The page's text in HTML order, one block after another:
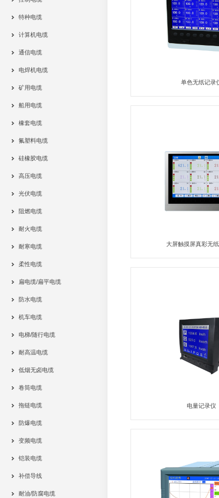
特种电缆
计算机电缆
通信电缆
电焊机电缆
矿用电缆
船用电缆
橡套电缆
氟塑料电缆
硅橡胶电缆
高压电缆
光伏电缆
阻燃电缆
耐火电缆
耐寒电缆
柔性电缆
扁电缆/扁平电缆
防水电缆
机车电缆
电梯/随行电缆
耐高温电缆
低烟无卤电缆
卷筒电缆
拖链电缆
防爆电缆
变频电缆
铠装电缆
补偿导线
耐油/防腐电缆
单色无纸记录
MORE
大屏触摸屏真彩无
MORE
电量记录仪
MORE